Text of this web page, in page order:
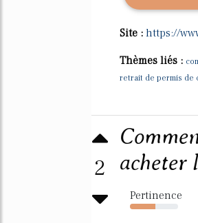
Site : https://
Thèmes liés :
retrait de permis de
2
acheter
Pertinence
53%